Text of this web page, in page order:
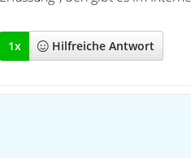
1x Hilfreiche Antwort